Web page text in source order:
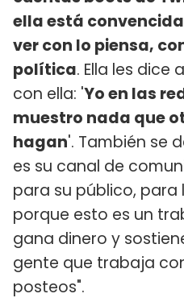
ella está
ver con lo piensa,
política. Ella les
con ella: 'Yo en las
muestro nada que
hagan'. También se
es su canal de
para su público, para
porque esto es un
gana dinero y
gente que trabaja
posteos".